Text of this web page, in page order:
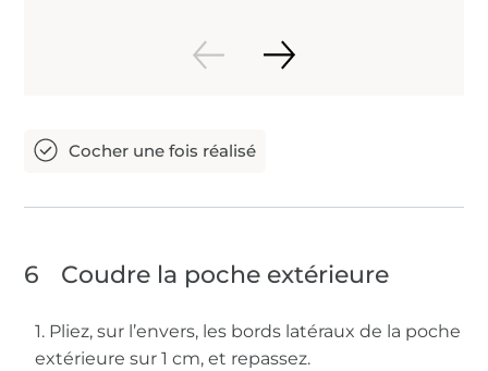
6 Coudre la poche extérieure
1. Pliez, sur l’envers, les bords latéraux de la poche
extérieure sur 1 cm, et repassez.